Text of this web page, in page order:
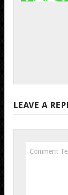
LEAVE A